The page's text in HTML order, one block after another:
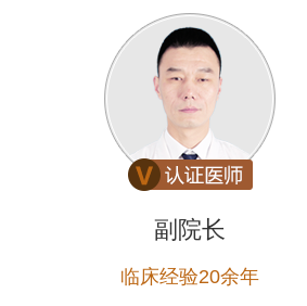
副院长
临床经验20余年